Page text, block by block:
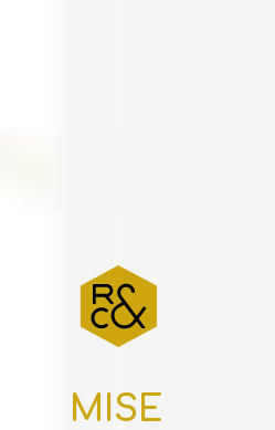
MISE